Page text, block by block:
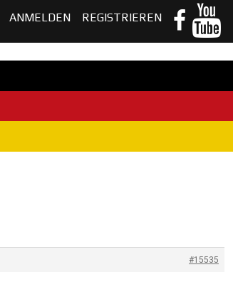
ANMELDEN REGISTRIEREN
#15535